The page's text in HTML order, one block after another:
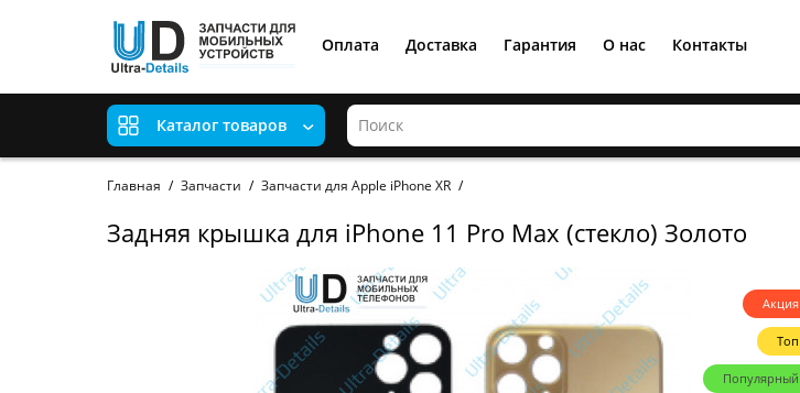
Оплата Доставка Гарантия О нас Контакты
Каталог товаров
Главная Запчасти Запчасти для Apple iPhone XR
Задняя крышка для iPhone 11 Pro Max (стекло) Золото
Акция
Топ
Популярный